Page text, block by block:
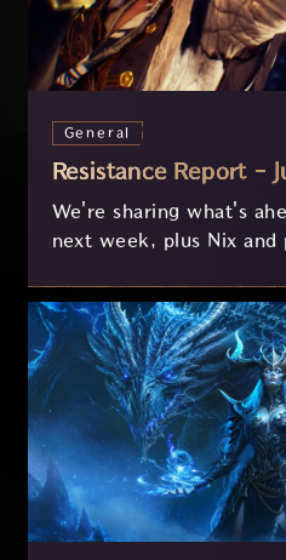
General
Resistance Report -
We're sharing what's
next week, plus Nix and
on your feedback.